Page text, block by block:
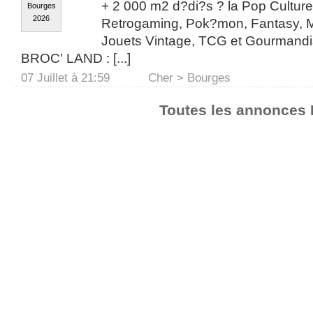
+ 2 000 m2 d?di?s ? la Pop
Retrogaming, Pok?mon, Fantasy,
Jouets Vintage, TCG et
BROC' LAND : [...]
07 Juillet à 21:59 Cher > Bourges
Toutes les annonces